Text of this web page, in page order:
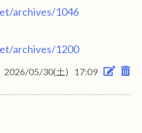
archives/1046
archives/1200
2026/05/30(土) 17:09